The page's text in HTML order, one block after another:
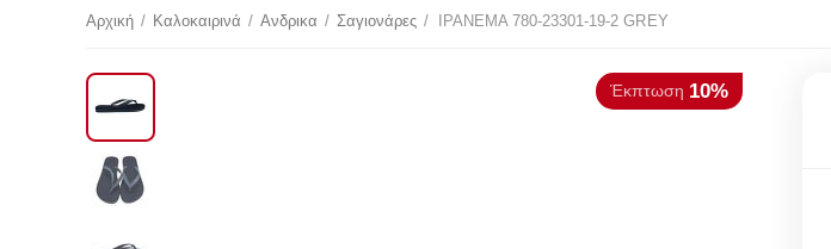
Αρχική / Καλοκαιρινά / Ανδρικα / Σαγιονάρες / IPANEMA 780-23301-19-2 GREY
10%